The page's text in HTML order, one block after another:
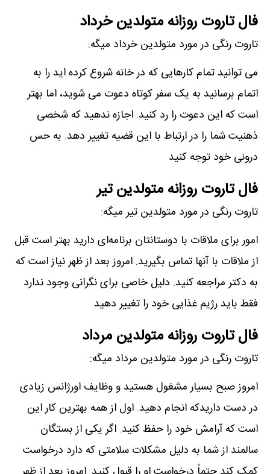
فال تاروت روزانه متولدین خرداد
تاروت رنگی در مورد متولدین خرداد میگه:
می توانید تمام کارهایی که در خانه شروع کرده اید را به
اتمام برسانید به یک سفر کوتاه دعوت می شوید، اما بهتر
است که این دعوت را رد کنید. اجازه ندهید که شخصی
ذهنیت شما را در ارتباط با این قضیه تغییر دهد. به حس
درونی خود توجه کنید
فال تاروت روزانه متولدین تیر
تاروت رنگی در مورد متولدین تیر میگه:
امور برای ملاقات با دوستانتان برنامه‌ای دارید بهتر است قبل
از ملاقات با آنها تماس بگیرید. امروز بعد از ظهر نیاز است که
به دکتر مراجعه کنید. دلیل خاصی برای نگرانی وجود ندارد
فقط باید رژیم غذایی خود را تغییر دهید
فال تاروت روزانه متولدین مرداد
تاروت رنگی در مورد متولدین مرداد میگه:
امروز صبح بسیار مشغول هستید و وظایف اورژانس زیادی
در دست داریدکه انجام دهید. اول از همه بهترین کار این
است که آرامش خود را حفظ کنید. اگر یکی از بستگان
سالمند از شما به دلیل مشکلات سلامتی که دارد درخواست